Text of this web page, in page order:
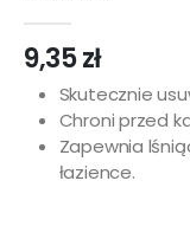
9,35zł
Skutecznie
Chroni przed
Zapewnia
łazience.